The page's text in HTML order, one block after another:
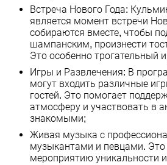
Встреча Нового Года:
является момент встречи
собираются вместе, чтобы
шампанским, произнести
Это особенно трогательный
Игры и Развлечения: В
могут входить различные
гостей. Это помогает
атмосферу и участвовать в
знакомыми;
Живая музыка с
музыкантами и певцами. Это
мероприятию уникальности